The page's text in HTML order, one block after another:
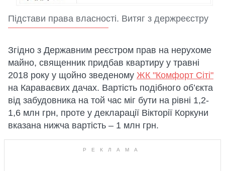
Підстави права власності. Витяг з держреєстру
Згідно з Державним реєстром прав на нерухоме
майно, священник придбав квартиру у травні
2018 року у щойно зведеному ЖК "Комфорт Сіті"
на Караваєвих дачах. Вартість подібного об’єкта
від забудовника на той час міг бути на рівні 1,2-
1,6 млн грн, проте у декларації Вікторії Коркуни
вказана нижча вартість – 1 млн грн.